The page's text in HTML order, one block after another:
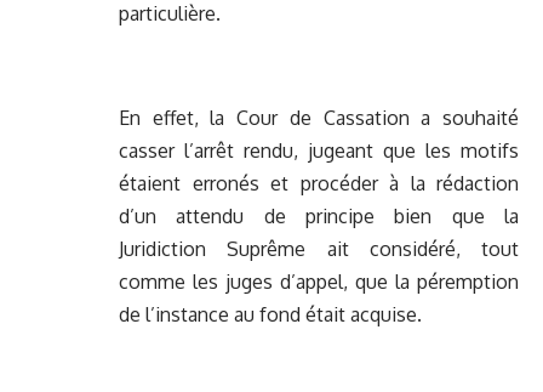
particulière.
En effet, la Cour de Cassation a souhaité
casser l’arrêt rendu, jugeant que les motifs
étaient erronés et procéder à la rédaction
d’un attendu de principe bien que la
Juridiction Suprême ait considéré, tout
comme les juges d’appel, que la péremption
de l’instance au fond était acquise.